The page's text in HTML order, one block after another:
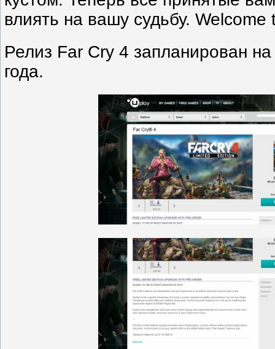
влиять на вашу судьбу. Welcome
Релиз Far Cry 4 запланирован на
года.